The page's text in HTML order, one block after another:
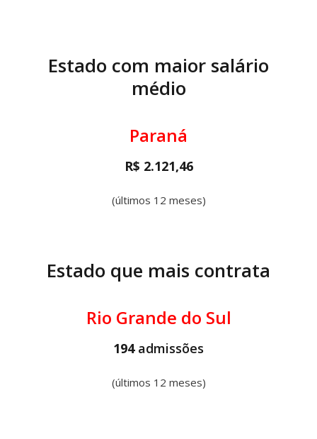
Estado com maior salário
médio
Paraná
R$ 2.121,46
(últimos 12 meses)
Estado que mais contrata
Rio Grande do Sul
194 admissões
(últimos 12 meses)